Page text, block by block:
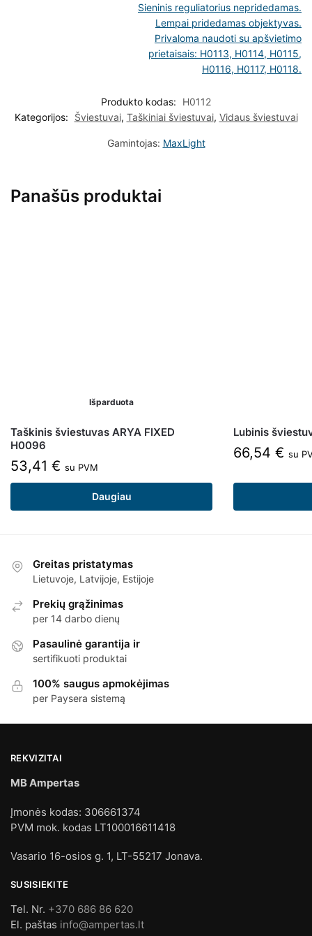
Sieninis reguliatorius nepridedamas.
Lempai pridedamas objektyvas.
Privaloma naudoti su apšvietimo
prietaisais: H0113, H0114, H0115,
H0116, H0117, H0118.
Produkto kodas:
H0112
Kategorijos:
Šviestuvai, Taškiniai šviestuvai, Vidaus šviestuvai
Gamintojas: MaxLight
Panašūs produktai
Išparduota
Taškinis šviestuvas ARYA FIXED
H0096
53,41 € su PVM
Daugiau
Lubinis
66,54 € su
Greitas pristatymas
Lietuvoje, Latvijoje, Estijoje
Prekių grąžinimas
per 14 darbo dienų
Pasaulinė garantija ir
sertifikuoti produktai
100% saugus apmokėjimas
per Paysera sistemą
REKVIZITAI
MB Ampertas
Įmonės kodas: 306661374
PVM mok. kodas LT100016611418
Vasario 16-osios g. 1, LT-55217 Jonava.
SUSISIEKITE
Tel. Nr. +370 686 86 620
El. paštas info@ampertas.lt